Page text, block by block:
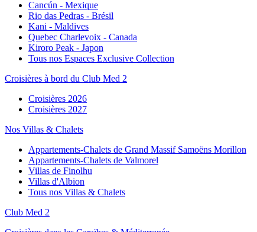
Cancún - Mexique
Rio das Pedras - Brésil
Kani - Maldives
Quebec Charlevoix - Canada
Kiroro Peak - Japon
Tous nos Espaces Exclusive Collection
Croisières à bord du Club Med 2
Croisières 2026
Croisières 2027
Nos Villas & Chalets
Appartements-Chalets de Grand Massif Samoëns Morillon
Appartements-Chalets de Valmorel
Villas de Finolhu
Villas d'Albion
Tous nos Villas & Chalets
Club Med 2